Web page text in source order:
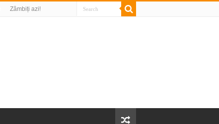
Zâmbiți azi!